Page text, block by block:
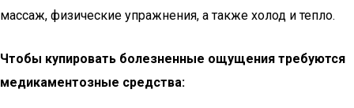
массаж, физические упражнения, а также холод и тепло.
Чтобы купировать болезненные ощущения требуются
медикаментозные средства: